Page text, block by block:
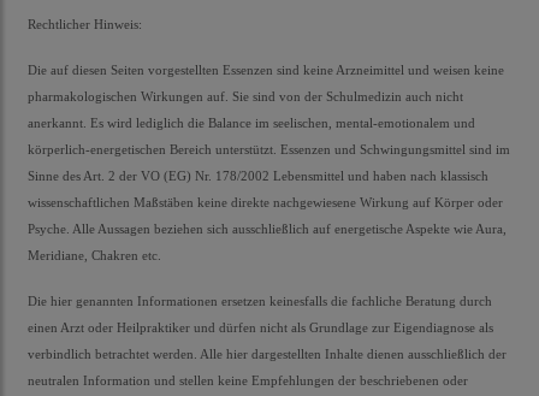
Rechtlicher Hinweis:
Die auf diesen Seiten vorgestellten Essenzen sind keine Arzneimittel und weisen keine
pharmakologischen Wirkungen auf. Sie sind von der Schulmedizin auch nicht
anerkannt. Es wird lediglich die Balance im seelischen, mental-emotionalem und
körperlich-energetischen Bereich unterstützt. Essenzen und Schwingungsmittel sind im
Sinne des Art. 2 der VO (EG) Nr. 178/2002 Lebensmittel und haben nach klassisch
wissenschaftlichen Maßstäben keine direkte nachgewiesene Wirkung auf Körper oder
Psyche. Alle Aussagen beziehen sich ausschließlich auf energetische Aspekte wie Aura,
Meridiane, Chakren etc.
Die hier genannten Informationen ersetzen keinesfalls die fachliche Beratung durch
einen Arzt oder Heilpraktiker und dürfen nicht als Grundlage zur Eigendiagnose als
verbindlich betrachtet werden. Alle hier dargestellten Inhalte dienen ausschließlich der
neutralen Information und stellen keine Empfehlungen der beschriebenen oder